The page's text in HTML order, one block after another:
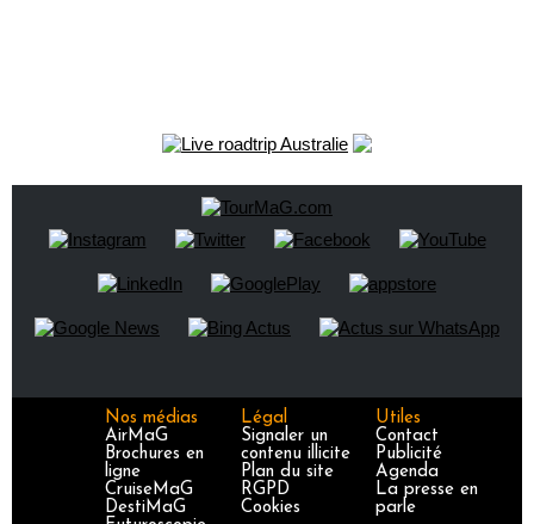
Nos médias
AirMaG
Brochures en
ligne
CruiseMaG
DestiMaG
Légal
Signaler un
contenu illicite
Plan du site
RGPD
Cookies
Utiles
Contact
Publicité
Agenda
La presse en
parle